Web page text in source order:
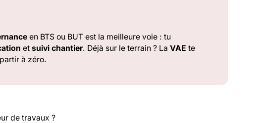
en BTS ou BUT est la meilleure voie : tu
etsuivi chantier. Déjà sur le terrain ? LaVAE te
à zéro.
de travaux ?